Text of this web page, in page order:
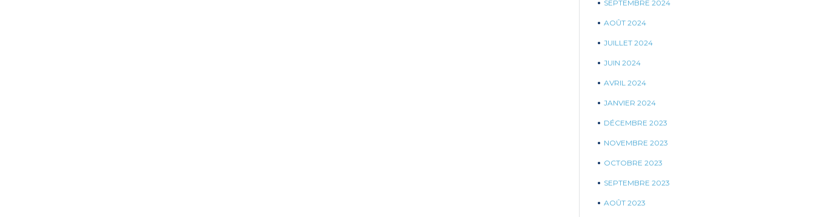
SEPTEMBRE 2024
AOÛT 2024
JUILLET 2024
JUIN 2024
AVRIL 2024
JANVIER 2024
DÉCEMBRE 2023
NOVEMBRE 2023
OCTOBRE 2023
SEPTEMBRE 2023
AOÛT 2023